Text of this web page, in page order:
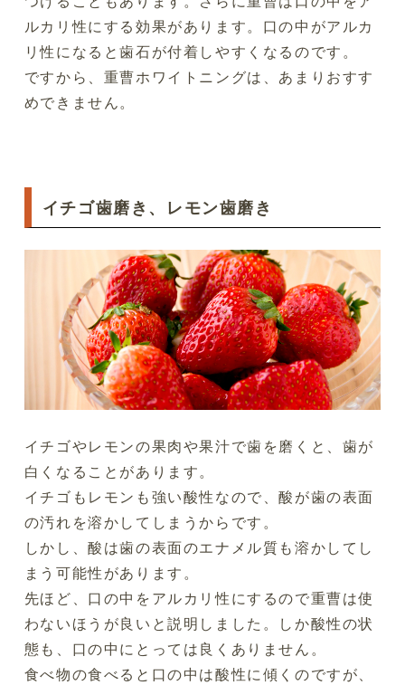
ルカリ性にする効果があります。口の中がアルカ
リ性になると歯石が付着しやすくなるのです。
ですから、重曹ホワイトニングは、あまりおすす
めできません。
イチゴ歯磨き、レモン歯磨き
イチゴやレモンの果肉や果汁で歯を磨くと、歯が
白くなることがあります。
イチゴもレモンも強い酸性なので、酸が歯の表面
の汚れを溶かしてしまうからです。
しかし、酸は歯の表面のエナメル質も溶かしてし
まう可能性があります。
先ほど、口の中をアルカリ性にするので重曹は使
わないほうが良いと説明しました。しか酸性の状
態も、口の中にとっては良くありません。
食べ物の食べると口の中は酸性に傾くのですが、